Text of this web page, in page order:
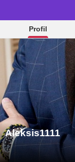
Profil
Aleksis1111